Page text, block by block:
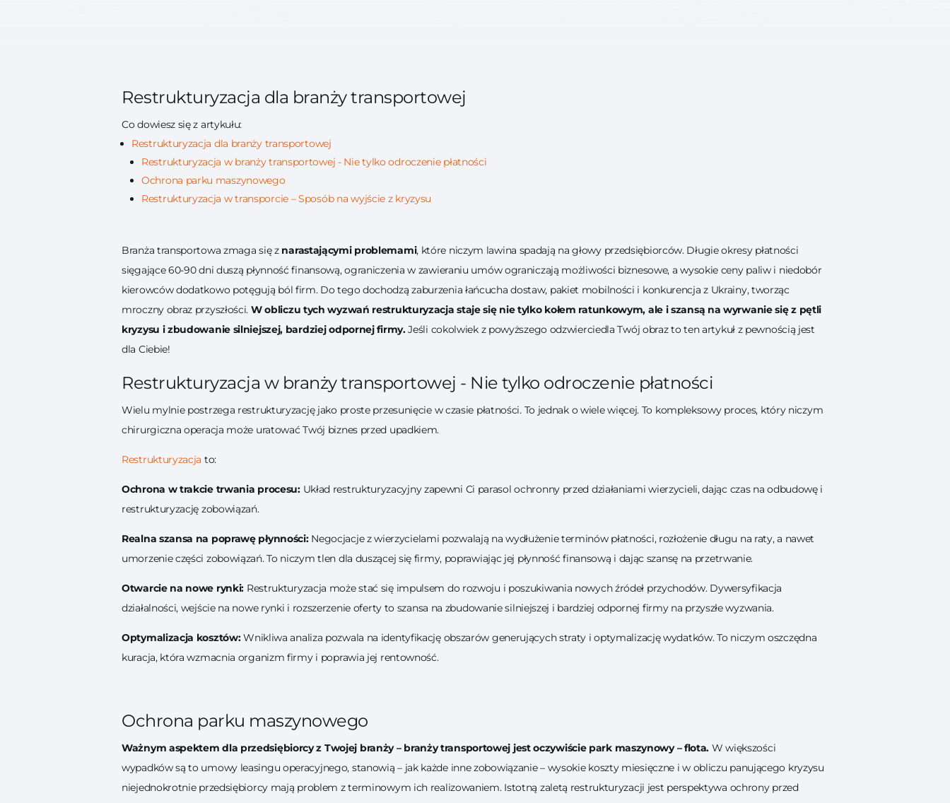
Restrukturyzacja dla branży transportowej
Co dowiesz się z artykułu:
Restrukturyzacja dla branży transportowej
Restrukturyzacja w branży transportowej - Nie tylko odroczenie płatności
Ochrona parku maszynowego
Restrukturyzacja w transporcie – Sposób na wyjście z kryzysu
Branża transportowa zmaga się z narastającymi problemami, które niczym lawina spadają na głowy przedsiębiorców. Długie okresy płatności
sięgające 60-90 dni duszą płynność finansową, ograniczenia w zawieraniu umów ograniczają możliwości biznesowe, a wysokie ceny paliw i niedobór
kierowców dodatkowo potęgują ból firm. Do tego dochodzą zaburzenia łańcucha dostaw, pakiet mobilności i konkurencja z Ukrainy, tworząc
mroczny obraz przyszłości. W obliczu tych wyzwań restrukturyzacja staje się nie tylko kołem ratunkowym, ale i szansą na wyrwanie się z pętli
kryzysu i zbudowanie silniejszej, bardziej odpornej firmy.Jeśli cokolwiek z powyższego odzwierciedla Twój obraz to ten artykuł z pewnością jest
dla Ciebie!
Restrukturyzacja w branży transportowej - Nie tylko odroczenie płatności
Wielu mylnie postrzega restrukturyzację jako proste przesunięcie w czasie płatności. To jednak o wiele więcej. To kompleksowy proces, który niczym
chirurgiczna operacja może uratować Twój biznes przed upadkiem.
Restrukturyzacja to:
Ochrona w trakcie trwania procesu: Układ restrukturyzacyjny zapewni Ci parasol ochronny przed działaniami wierzycieli, dając czas na odbudowę i
restrukturyzację zobowiązań.
Realna szansa na poprawę płynności:Negocjacje z wierzycielami pozwalają na wydłużenie terminów płatności, rozłożenie długu na raty, a nawet
umorzenie części zobowiązań. To niczym tlen dla duszącej się firmy, poprawiając jej płynność finansową i dając szansę na przetrwanie.
Otwarcie na nowe rynki: Restrukturyzacja może stać się impulsem do rozwoju i poszukiwania nowych źródeł przychodów. Dywersyfikacja
działalności, wejście na nowe rynki i rozszerzenie oferty to szansa na zbudowanie silniejszej i bardziej odpornej firmy na przyszłe wyzwania.
Optymalizacja kosztów:Wnikliwa analiza pozwala na identyfikację obszarów generujących straty i optymalizację wydatków. To niczym oszczędna
kuracja, która wzmacnia organizm firmy i poprawia jej rentowność.
Ochrona parku maszynowego
Ważnym aspektem dla przedsiębiorcy z Twojej branży – branży transportowej jest oczywiście park maszynowy – flota. W większości
wypadków są to umowy leasingu operacyjnego, stanowią – jak każde inne zobowiązanie – wysokie koszty miesięczne i w obliczu panującego kryzysu
niejednokrotnie przedsiębiorcy mają problem z terminowym ich realizowaniem. Istotną zaletą restrukturyzacji jest perspektywa ochrony przed